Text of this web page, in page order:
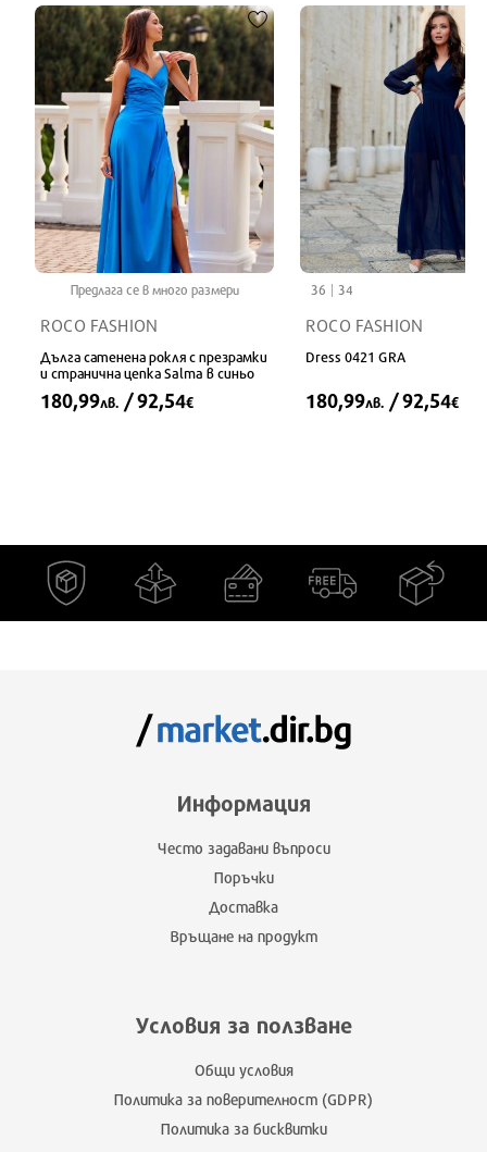
Предлага се в много размери
ROCO FASHION
Дълга сатенена рокля с презрамки
и странична цепка Salma в синьо
180,99лв. / 92,54€
36 34
ROCO FASHION
Dress 0421 GRA
180,99лв. / 92,54€
Информация
Често задавани въпроси
Поръчки
Доставка
Връщане на продукт
Условия за ползване
Общи условия
Политика за поверителност (GDPR)
Политика за бисквитки